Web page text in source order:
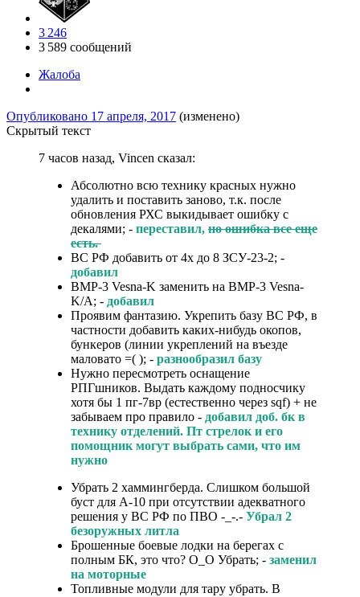
3 246
3 589 сообщений
Жалоба
Опубликовано 17 апреля, 2017 (изменено)
Скрытый текст
7 часов назад, Vincen сказал:
Абсолютно всю технику красных нужно
удалить и поставить заново, т.к. после
обновления РХС выкидывает ошибку с
декалями; - переставил, но ошибка все еще
есть.
ВС РФ добавить от 4х до 8 ЗСУ-23-2; -
добавил
BMP-3 Vesna-K заменить на BMP-3 Vesna-
K/A; - добавил
Проявим фантазию. Укрепить базу ВС РФ, в
частности добавить каких-нибудь окопов,
бункеров (линии укреплений на въезде
маловато =( ); - разнообразил базу
Нужно пересмотреть оснащение
РПГшников. Выдать каждому подносчику
хотя бы 1 пг-7вр (естественно через sqf) + не
забываем про правило - добавил доб. бк в
технику отделений. Пт стрелок и его
помощник могут выбрать сами, что им
нужно
Убрать 2 хаммингберда. Слишком большой
буст для А-10 при отсутствии адекватного
решения у ВС РФ по ПВО -_-.- Убрал 2
безоружных литла
Брошенные боевые лодки на берегах с
полным БК, это что? O_O Убрать; - заменил
на моторные
Топливные модули для тару убрать. В